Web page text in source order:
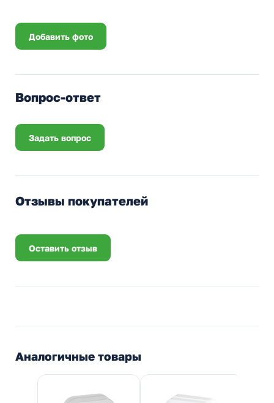
Добавить фото
Вопрос-ответ
Задать вопрос
Отзывы покупателей
Оставить отзыв
Аналогичные товары